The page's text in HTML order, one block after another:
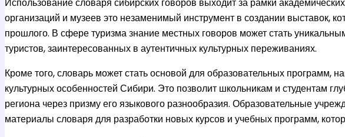
Использование словаря сибирских говоров выходит за рамки
организаций и музеев это незаменимый инструмент в создании выставок,
прошлого. В сфере туризма знание местных говоров может стать
туристов, заинтересованных в аутентичных культурных переживаниях.
Кроме того, словарь может стать основой для образовательных программ,
культурных особенностей Сибири. Это позволит школьникам и студентам
региона через призму его языкового разнообразия. Образовательные
материалы словаря для разработки новых курсов и учебных программ,